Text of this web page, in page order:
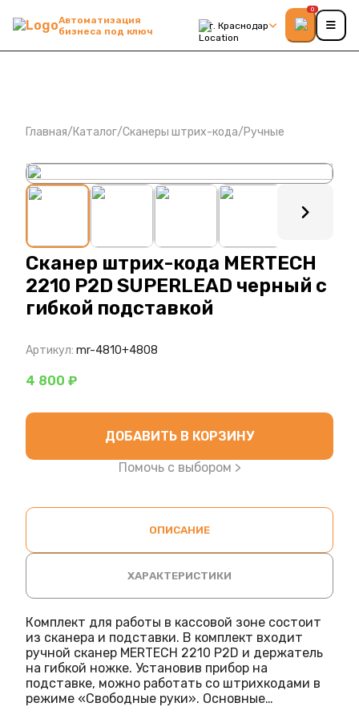
Автоматизация
бизнеса под ключ
г. Краснодар
0
Главная/Каталог/Сканеры штрих-кода/Ручные
: ?>
Сканер штрих-кода MERTECH
2210 P2D SUPERLEAD черный с
гибкой подставкой
Артикул: mr-4810+4808
4 800 ₽
ДОБАВИТЬ В КОРЗИНУ
Помочь с выбором >
ОПИСАНИЕ
ХАРАКТЕРИСТИКИ
Комплект для работы в кассовой зоне состоит
из сканера и подставки. В комплект входит
ручной сканер MERTECH 2210 P2D и держатель
на гибкой ножке. Установив прибор на
подставке, можно работать со штрихкодами в
режиме «Свободные руки». Основные